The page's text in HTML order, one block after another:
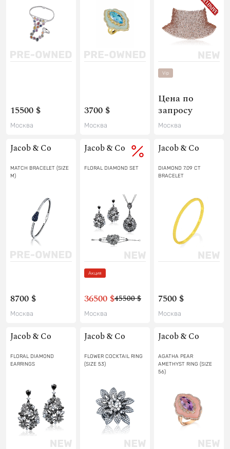
15500 $
Москва
3700 $
Москва
Vip
Цена по
запросу
Москва
Jacob & Co
MATCH BRACELET (SIZE
M)
8700 $
Москва
Jacob & Co
FLORAL DIAMOND SET
Акция
36500 $45500 $
Москва
Jacob & Co
DIAMOND 7.09 CT
BRACELET
7500 $
Москва
Jacob & Co
FLORAL DIAMOND
EARRINGS
Jacob & Co
FLOWER COCKTAIL RING
(SIZE 53)
Jacob & Co
AGATHA PEAR
AMETHYST RING (SIZE
56)